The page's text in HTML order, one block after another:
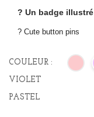
? Un badge illustré
? Cute button pins
COULEUR :
VIOLET
PASTEL